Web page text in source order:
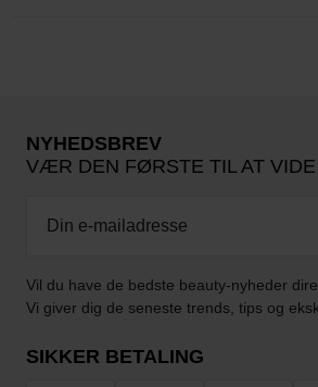
NYHEDSBREV
VÆR DEN FØRSTE TIL AT
Vil du have de bedste beauty-nyheder
Vi giver dig de seneste trends, tips og
SIKKER BETALING